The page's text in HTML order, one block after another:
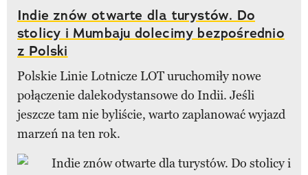
Indie znów otwarte dla turystów. Do
stolicy i Mumbaju dolecimy bezpośrednio
z Polski
Polskie Linie Lotnicze LOT uruchomiły nowe
połączenie dalekodystansowe do Indii. Jeśli
jeszcze tam nie byliście, warto zaplanować wyjazd
marzeń na ten rok.